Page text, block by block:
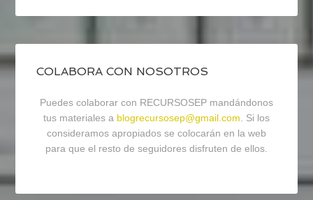
COLABORA CON NOSOTROS
Puedes colaborar con RECURSOSEP mandándonos
tus materiales a blogrecursosep@gmail.com. Si los
consideramos apropiados se colocarán en la web
para que el resto de seguidores disfruten de ellos.